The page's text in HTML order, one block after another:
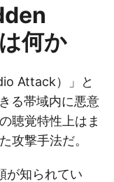
何か
Attack）」と
る帯域内に悪意
聴覚特性上はま
攻撃手法だ。
が知られてい